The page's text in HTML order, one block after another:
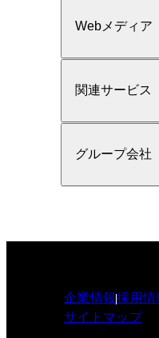
Webメディア
関連サービス
グループ会社
企業情報採用情
サイトマップ